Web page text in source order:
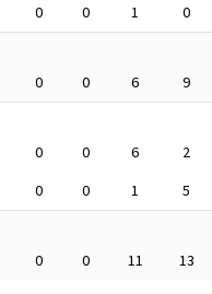
0 0 1
0
0 0 6
9
0 0 6
2
0 0 1
5
0 0 11 13